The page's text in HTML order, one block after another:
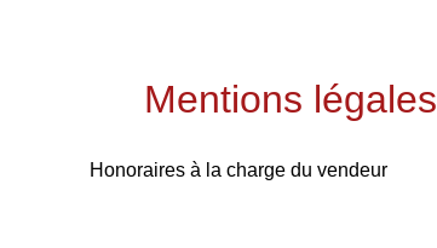
Mentions légales
Honoraires à la charge du vendeur